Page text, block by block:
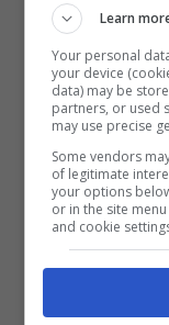
Concerto
parcheggi
per un
Learn
Your personal
your device
data) may be
partners, or used
may use precise
Some vendors
of legitimate
your options
or in the site
and cookie